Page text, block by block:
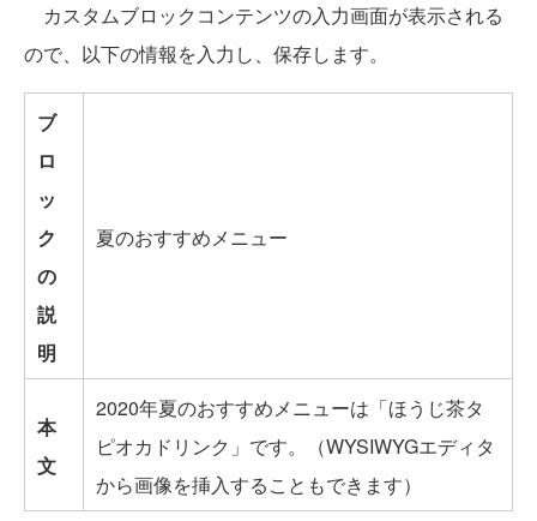
カスタムブロックコンテンツの入力画面が表示される
ので、以下の情報を入力し、保存します。
ブ
ロ
ッ
ク
の
説
明
夏のおすすめメニュー
本
文
2020年夏のおすすめメニューは「ほうじ茶タ
ピオカドリンク」です。（WYSIWYGエディタ
から画像を挿入することもできます）